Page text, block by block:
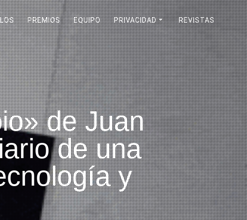
PREMIOS EQUIPO PRIVACIDAD REVISTAS
de Juan
de una
y